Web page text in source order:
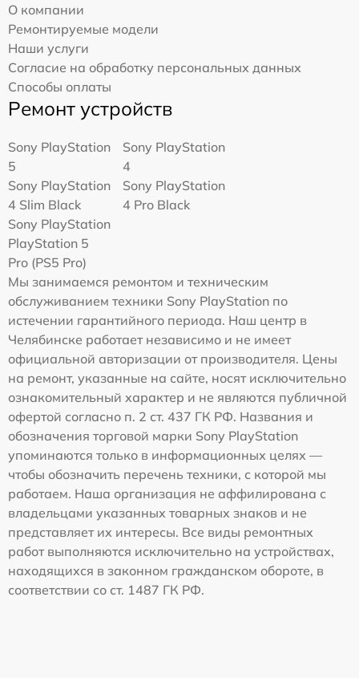
О компании
Ремонтируемые модели
Наши услуги
Согласие на обработку персональных данных
Способы оплаты
Ремонт устройств
Sony PlayStation
5
Sony PlayStation
4
Sony PlayStation
4 Slim Black
Sony PlayStation
4 Pro Black
Sony PlayStation
PlayStation 5
Pro (PS5 Pro)
Мы занимаемся ремонтом и техническим
обслуживанием техники Sony PlayStation по
истечении гарантийного периода. Наш центр в
Челябинске работает независимо и не имеет
официальной авторизации от производителя. Цены
на ремонт, указанные на сайте, носят исключительно
ознакомительный характер и не являются публичной
офертой согласно п. 2 ст. 437 ГК РФ. Названия и
обозначения торговой марки Sony PlayStation
упоминаются только в информационных целях —
чтобы обозначить перечень техники, с которой мы
работаем. Наша организация не аффилирована с
владельцами указанных товарных знаков и не
представляет их интересы. Все виды ремонтных
работ выполняются исключительно на устройствах,
находящихся в законном гражданском обороте, в
соответствии со ст. 1487 ГК РФ.